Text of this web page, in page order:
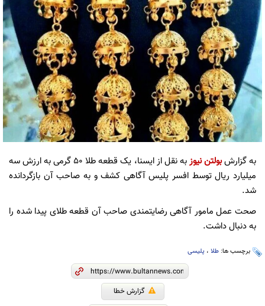
به گزارشبولتن نیوز
به نقل از ایسنا، یک قطعه طلا ۵۰ گرمی به ارزش سه
میلیارد ریال توسط افسر پلیس آگاهی کشف و به صاحب آن بازگردانده
شد.
صحت عمل مامور آگاهی رضایتمندی صاحب آن قطعه طلای پیدا شده را
به دنبال داشت.
برچسب ها: طلا ، پلیسی
گزارش خطا